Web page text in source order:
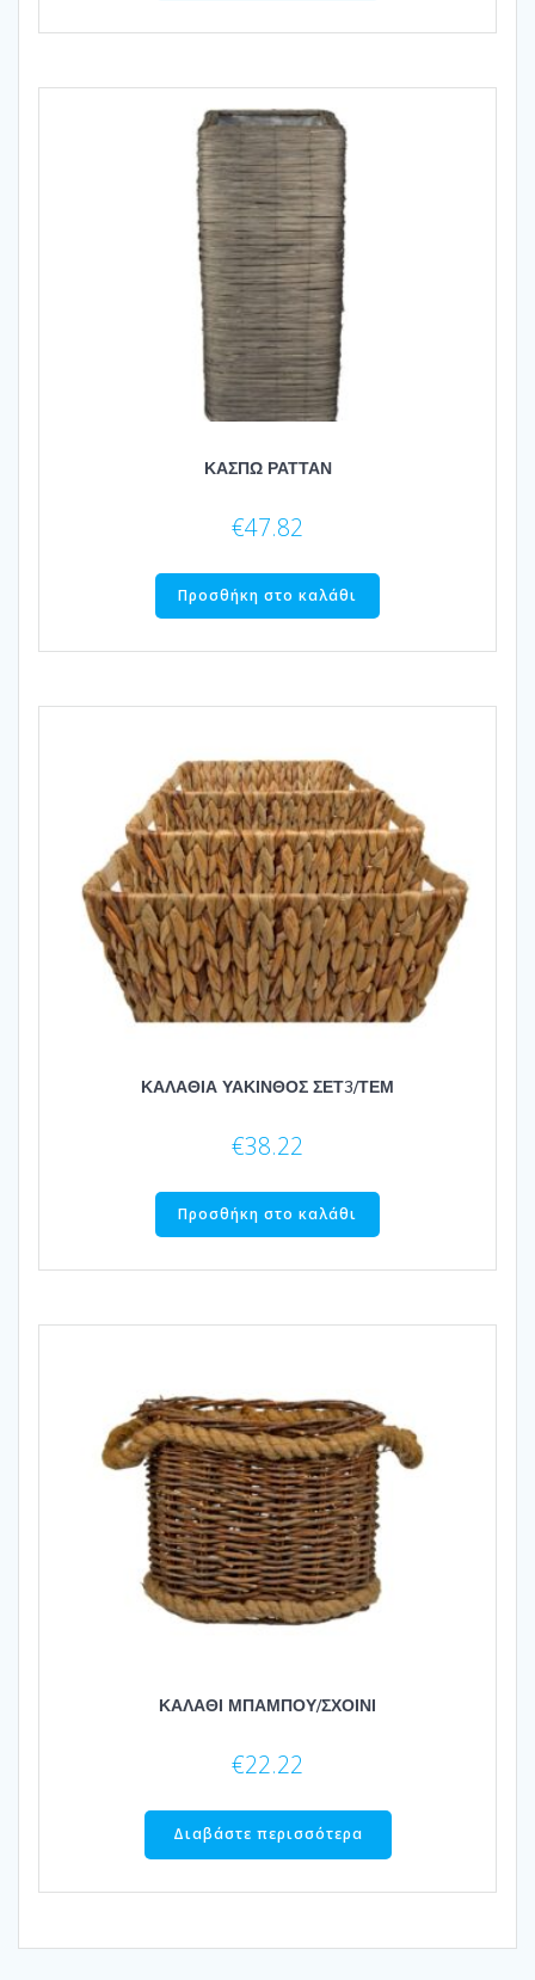
ΚΑΣΠΩ ΡΑΤΤΑΝ
€47.82
Προσθήκη στο καλάθι
ΚΑΛΑΘΙΑ ΥΑΚΙΝΘΟΣ ΣΕΤ3/ΤΕΜ
€38.22
Προσθήκη στο καλάθι
ΚΑΛΑΘΙ ΜΠΑΜΠΟΥ/ΣΧΟΙΝΙ
€22.22
Διαβάστε περισσότερα